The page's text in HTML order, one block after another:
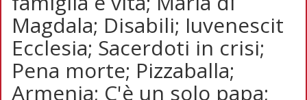
Magdala; Disabili; Iuvenescit
Ecclesia; Sacerdoti in crisi;
Pena morte; Pizzaballa;
Armenia; C'è un solo papa;